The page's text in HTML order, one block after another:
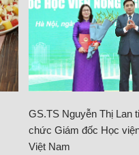
GS.TS Nguyễn Thị Lan
chức Giám đốc Học
Việt Nam